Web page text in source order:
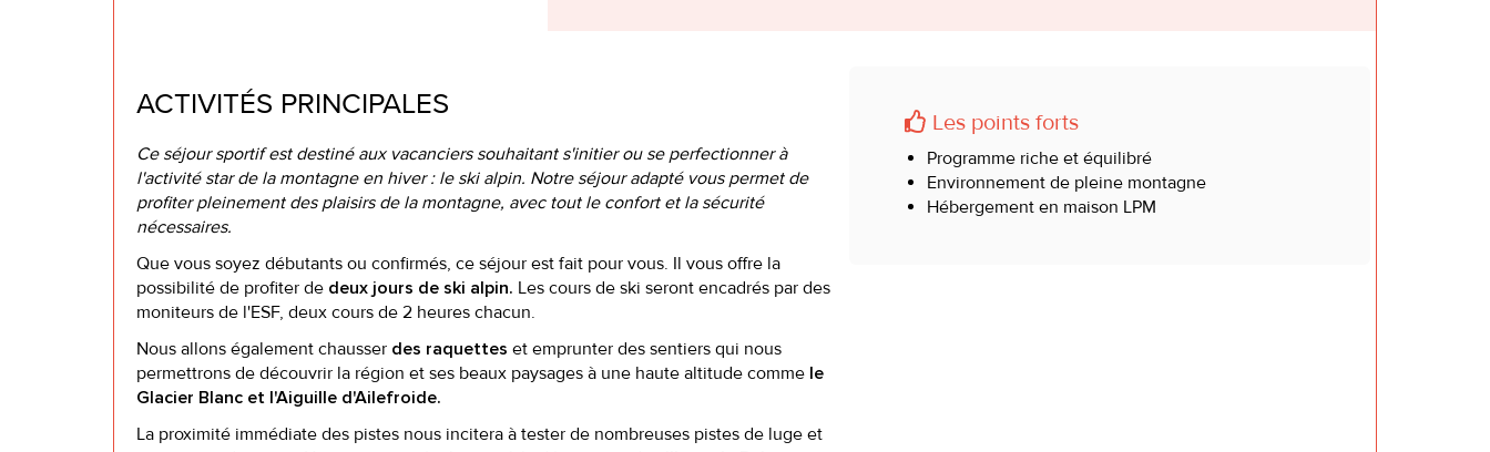
ACTIVITÉS PRINCIPALES
Ce séjour sportif est destiné aux vacanciers souhaitant s'initier ou se perfectionner à
l'activité star de la montagne en hiver : le ski alpin. Notre séjour adapté vous permet de
profiter pleinement des plaisirs de la montagne, avec tout le confort et la sécurité
nécessaires.
Que vous soyez débutants ou confirmés, ce séjour est fait pour vous. Il vous offre la
possibilité de profiter de deux jours de ski alpin. Les cours de ski seront encadrés par des
moniteurs de l'ESF, deux cours de 2 heures chacun.
Nous allons également chausser des raquettes et emprunter des sentiers qui nous
permettrons de découvrir la région et ses beaux paysages à une haute altitude comme le
Glacier Blanc et l'Aiguille d'Ailefroide.
La proximité immédiate des pistes nous incitera à tester de nombreuses pistes de luge et
Les points forts
Programme riche et équilibré
Environnement de pleine montagne
Hébergement en maison LPM